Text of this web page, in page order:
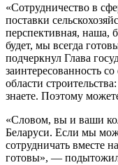
«Сотрудничество в
поставки
перспективная, наша,
будет, мы всегда
подчеркнул Глава
заинтересованность
области
знаете. Поэтому
«Словом, вы и ваши
Беларуси. Если мы
сотрудничать вместе
готовы», —